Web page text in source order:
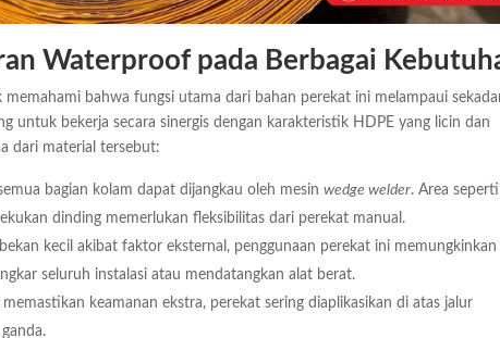
Waterproof pada Berbagai
bahwa fungsi utama dari bahan perekat ini melampaui
untuk bekerja secara sinergis dengan karakteristik HDPE yang licin dan
dari material tersebut:
bagian kolam dapat dijangkau oleh mesinwedge welder. Area seperti
dinding memerlukan fleksibilitas dari perekat manual.
kecil akibat faktor eksternal, penggunaan perekat ini memungkinkan
seluruh instalasi atau mendatangkan alat berat.
keamanan ekstra, perekat sering diaplikasikan di atas jalur